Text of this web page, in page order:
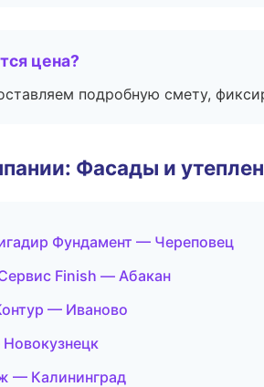
цена?
подробную смету,
Фасады и
Фундамент — Череповец
Finish — Абакан
— Иваново
— Калининград